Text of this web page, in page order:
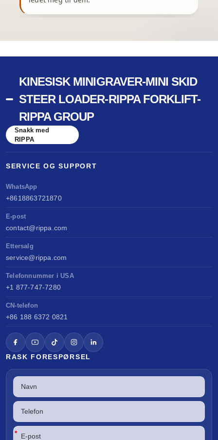
KINESISK MINIGRAVER-MINI SKID
STEER LOADER-RIPPA FORKLIFT-
RIPPA GROUP
Snakk med
RIPPA
SERVICE OG SUPPORT
WhatsApp
+8618863721870
E-post
contact@rippa.com
Ettersalg
service@rippa.com
Telefonnummer i USA
+1 877-747-7280
CN-telefon
+86 188 6372 0821
RASK FORESPØRSEL
*